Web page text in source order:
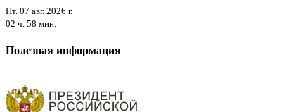
Пт. 07 авг. 2026 г.
02 ч. 58 мин.
Полезная информация